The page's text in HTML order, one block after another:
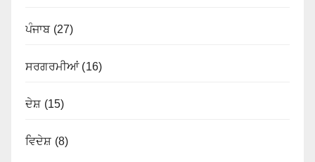
ਪੰਜਾਬ (27)
ਸਰਗਰਮੀਆਂ (16)
ਦੇਸ਼ (15)
ਵਿਦੇਸ਼ (8)